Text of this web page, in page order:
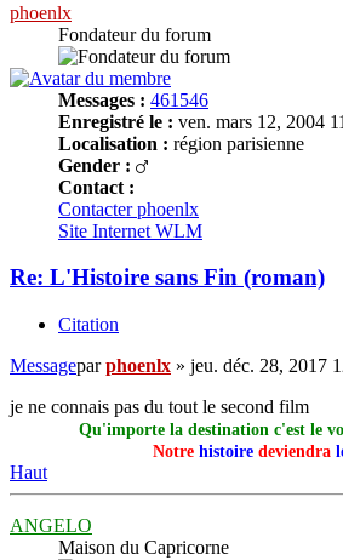
phoenlx
Fondateur du forum
Messages : 461546
Enregistré le : ven. mars 12, 2004
Localisation : région parisienne
Gender :
Contact :
Contacter phoenlx
Site Internet WLM
Re: L'Histoire sans Fin (roman)
Citation
Messageparphoenlx » jeu. déc. 28, 2017
je ne connais pas du tout le second film
Qu'importe la destination c'est le
Notre histoire deviendra
Haut
ANGELO
Maison du Capricorne